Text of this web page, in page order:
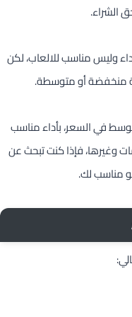
الشراء.
وليس مناسب للالعاب، لكن
منخفضة أو متوسطة.
في السعر، بأداء مناسب
وغيرها، فإذا كنت تبحث عن